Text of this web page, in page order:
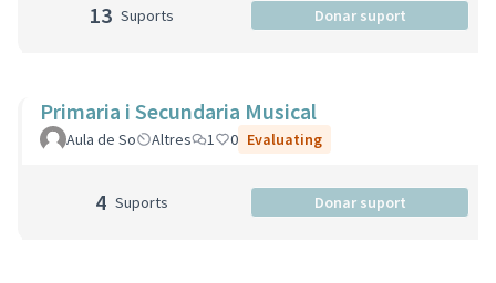
13 Suports Donar suport
Primaria i Secundaria Musical
Aula de So Altres 1 0 Evaluating
4 Suports Donar suport